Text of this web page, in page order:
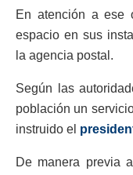
En atención a ese
espacio en sus
la agencia postal.
Según las
población un
instruido el
De manera previa